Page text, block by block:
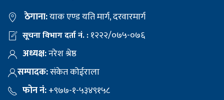
ठेगाना:याक एण्ड यति मार्ग, दरवारमार्ग
सूचना विभाग दर्ता नं. :१२२२/०७५-०७६
अध्यक्ष:नरेश श्रेष्ठ
सम्पादक:संकेत कोईराला
फोन नं:+९७७-१-५३४९१५८